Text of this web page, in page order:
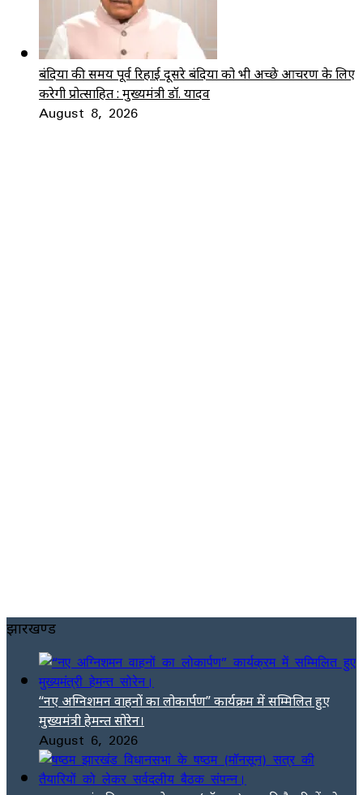
बंदियों की समय पूर्व रिहाई दूसरे बंदियों को भी अच्छे आचरण के लिए
करेगी प्रोत्साहित : मुख्यमंत्री डॉ. यादव
August 8, 2026
झारखण्ड
“नए अग्निशमन वाहनों का लोकार्पण” कार्यक्रम में सम्मिलित हुए
मुख्यमंत्री हेमन्त सोरेन।
August 6, 2026